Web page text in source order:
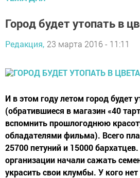
Город будет утопать в
Редакция, 23 марта 2016 - 11:11
И в этом году летом город будет
(обратившиеся в магазин «40
вспомнить прошлогоднюю
обладателями фильма). Всего
25700 петуний и 15000
организации начали сажать
украсить свои клумбы. У кого